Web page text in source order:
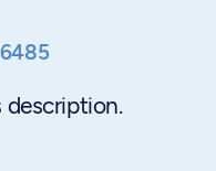
description.